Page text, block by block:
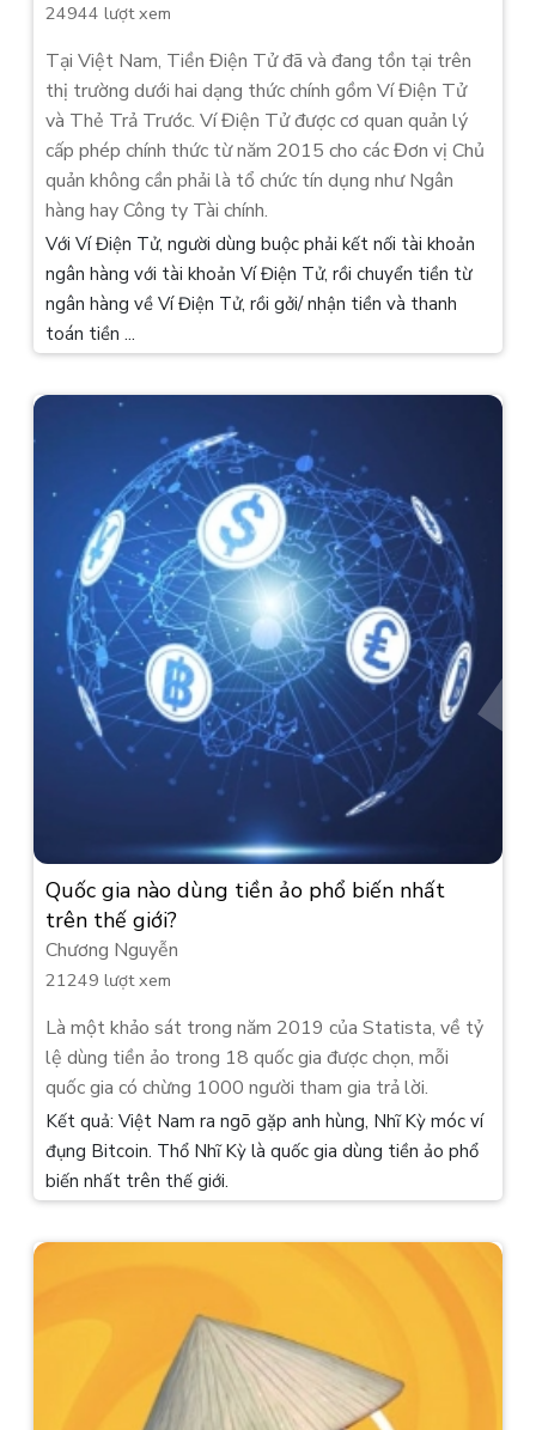
24944 lượt xem
Tại Việt Nam, Tiền Điện Tử đã và đang tồn tại trên
thị trường dưới hai dạng thức chính gồm Ví Điện Tử
và Thẻ Trả Trước. Ví Điện Tử được cơ quan quản lý
cấp phép chính thức từ năm 2015 cho các Đơn vị Chủ
quản không cần phải là tổ chức tín dụng như Ngân
hàng hay Công ty Tài chính.
Với Ví Điện Tử, người dùng buộc phải kết nối tài khoản
ngân hàng với tài khoản Ví Điện Tử, rồi chuyển tiền từ
ngân hàng về Ví Điện Tử, rồi gởi/ nhận tiền và thanh
toán tiền ...
Quốc gia nào dùng tiền ảo phổ biến nhất
trên thế giới?
Chương Nguyễn
21249 lượt xem
Là một khảo sát trong năm 2019 của Statista, về tỷ
lệ dùng tiền ảo trong 18 quốc gia được chọn, mỗi
quốc gia có chừng 1000 người tham gia trả lời.
Kết quả: Việt Nam ra ngõ gặp anh hùng, Nhĩ Kỳ móc ví
đụng Bitcoin. Thổ Nhĩ Kỳ là quốc gia dùng tiền ảo phổ
biến nhất trên thế giới.